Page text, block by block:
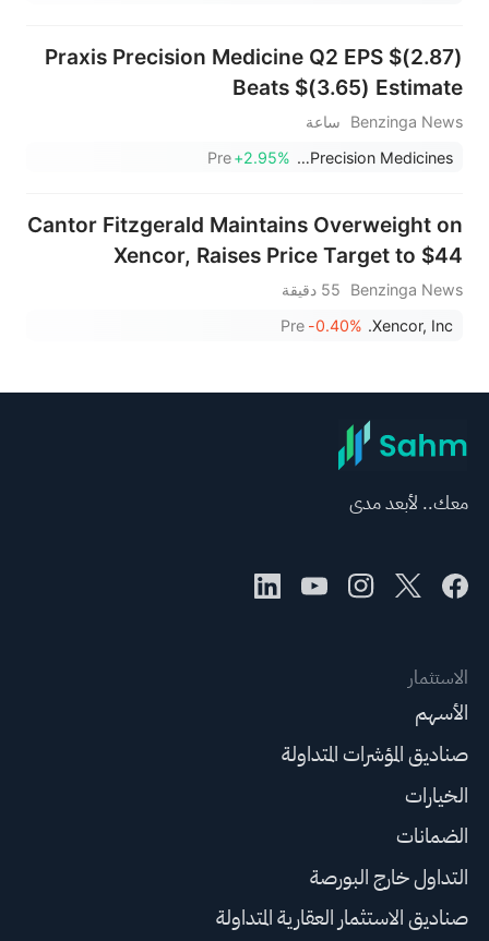
Praxis Precision Medicine Q2 EPS $(2.87)
Beats $(3.65) Estimate
Benzinga News
ساعة
Praxis Precision Medicines
+2.95%
Pre
Cantor Fitzgerald Maintains Overweight on
Xencor, Raises Price Target to $44
Benzinga News
55 دقيقة
Xencor, Inc.
-0.40%
Pre
معك.. لأبعد مدى
الاستثمار
الأسهم
صناديق المؤشرات المتداولة
الخيارات
الضمانات
التداول خارج البورصة
صناديق الاستثمار العقارية المتداولة